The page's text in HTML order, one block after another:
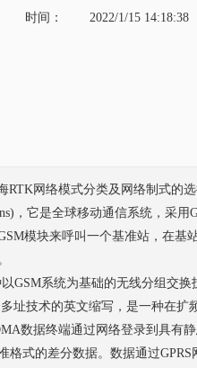
时间：
2022/1/15 14:18:38
RTK网络模式分类及网络制式的
，它是全球移动通信系统，采
模块来呼叫一个基准站，在基
以GSM系统为基础的无线分组交
多址技术的英文缩写，是一种在
数据终端通过网络登录到具有
式的差分数据。数据通过